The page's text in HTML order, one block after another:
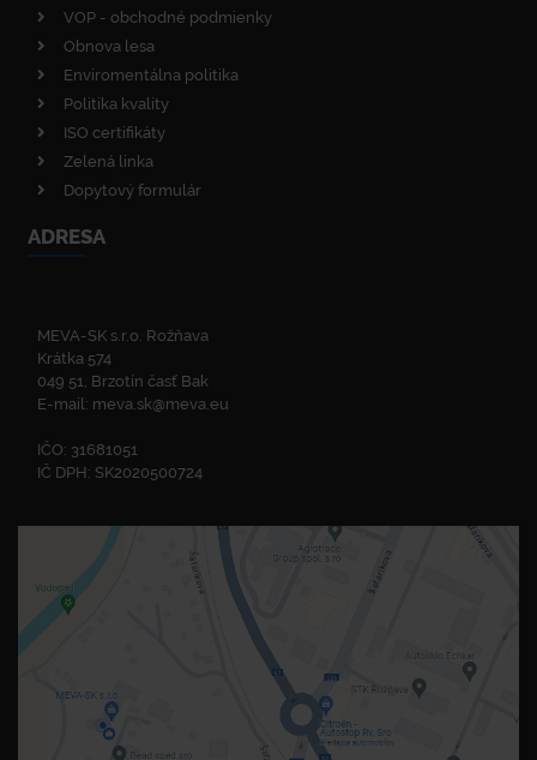
VOP - obchodné podmienky
Obnova lesa
Enviromentálna politika
Politika kvality
ISO certifikáty
Zelená linka
Dopytový formulár
ADRESA
MEVA-SK s.r.o. Rožňava
Krátka 574
049 51, Brzotín časť Bak
E-mail: meva.sk@meva.eu
IČO: 31681051
IČ DPH: SK2020500724